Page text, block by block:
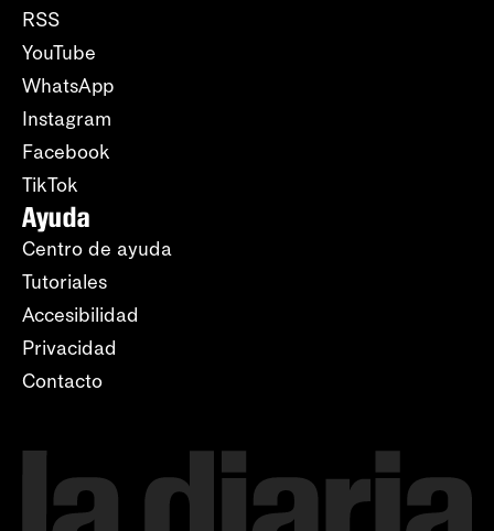
RSS
YouTube
WhatsApp
Instagram
Facebook
TikTok
Ayuda
Centro de ayuda
Tutoriales
Accesibilidad
Privacidad
Contacto